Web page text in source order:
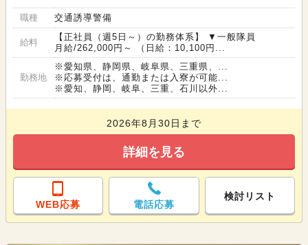
職種 交通誘導警備
給料
【正社員（週5日～）の勤務体系】 ▼一般隊員
月給/262,000円～ （日給：10,100円...
勤務地
※愛知県、静岡県、岐阜県、三重県、...
※応募受付は、通勤または入寮が可能...
※愛知、静岡、岐阜、三重、石川以外...
2026年8月30日まで
詳細を見る
WEB応募 電話応募
検討リスト